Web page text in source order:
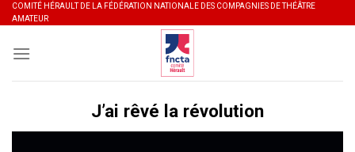
Skip
to
content
COMITÉ HÉRAULT DE LA FÉDÉRATION NATIONALE DES COMPAGNIES DE THÉÂTRE
AMATEUR
J’ai rêvé la révolution